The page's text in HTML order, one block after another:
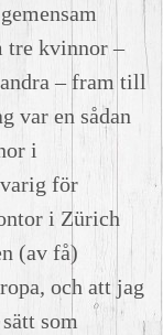
tre kvinnor –
– fram till
var en sådan
i
för
i Zürich
(av få)
och att jag
som